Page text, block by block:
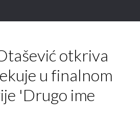
otkriva
u finalnom
'Drugo ime